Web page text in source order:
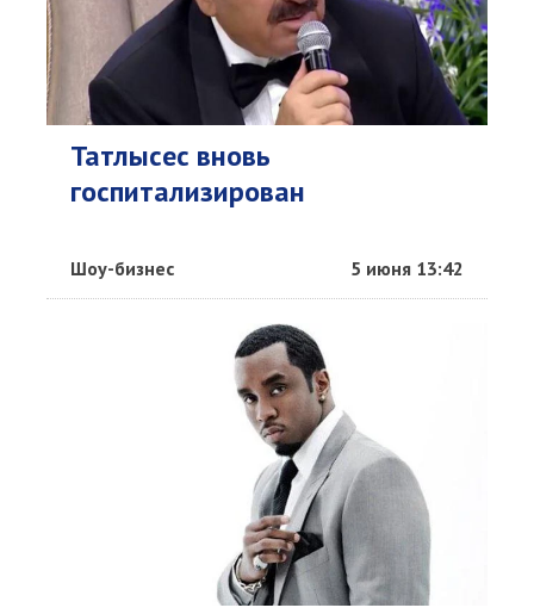
Татлысес вновь
госпитализирован
Шоу-бизнес 5 июня 13:42